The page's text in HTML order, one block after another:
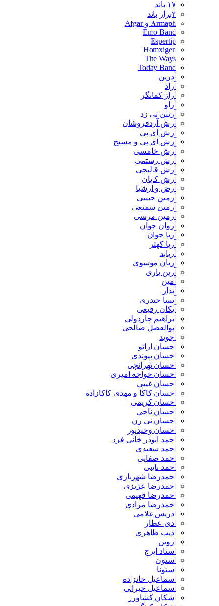
۱۷ باند
۳برار باند
Armaph و Afgar
Emo Band
Espertip
Homxigen
The Ways
Today Band
آدرین
آراد
آراز کمانگر
آراو
آرتین تی زد
آرش آردفروشان
آرش ای پی
آرش ای پی و مسیح
آرش خامسی
آرش رستمی
آرش قالیچی
آرش کایان
​آرض و ارشیا
آرمین حبیبی
آرمین سمیعی
آرمین مرسی
آروان جوان
آریا جوان
آریا کهتر
آریابد
آریان موسوی
آرین یاری
آمین
آیدار
آیسا حیدری
آیکان رفیعی
ابراهیم چاردولی
ابوالفضل صالحی
اجوید
احسان اراتو
احسان پیوندی
احسان تهرانچی
احسان خواجه امیری
احسان غیبی
احسان کاکا و مهدی کاکازاده
احسان کریمی
احسان ناجی
احسان نی زن
احسان وحیدپور
احمد ابوذر خانی فرد
احمد سعیدی
احمد صفایی
احمد نایبی
احمدرضا شهریاری
احمدرضا عزیزی
احمدرضا فهیمی
احمدرضا مرادی
ادریس غلامی
ادی عطار
ادیب طاهری
اروین
استاد ایرج
استون
استونا
اسماعیل خانزاده
اسماعیل خیراتی
اشکان کشاورز